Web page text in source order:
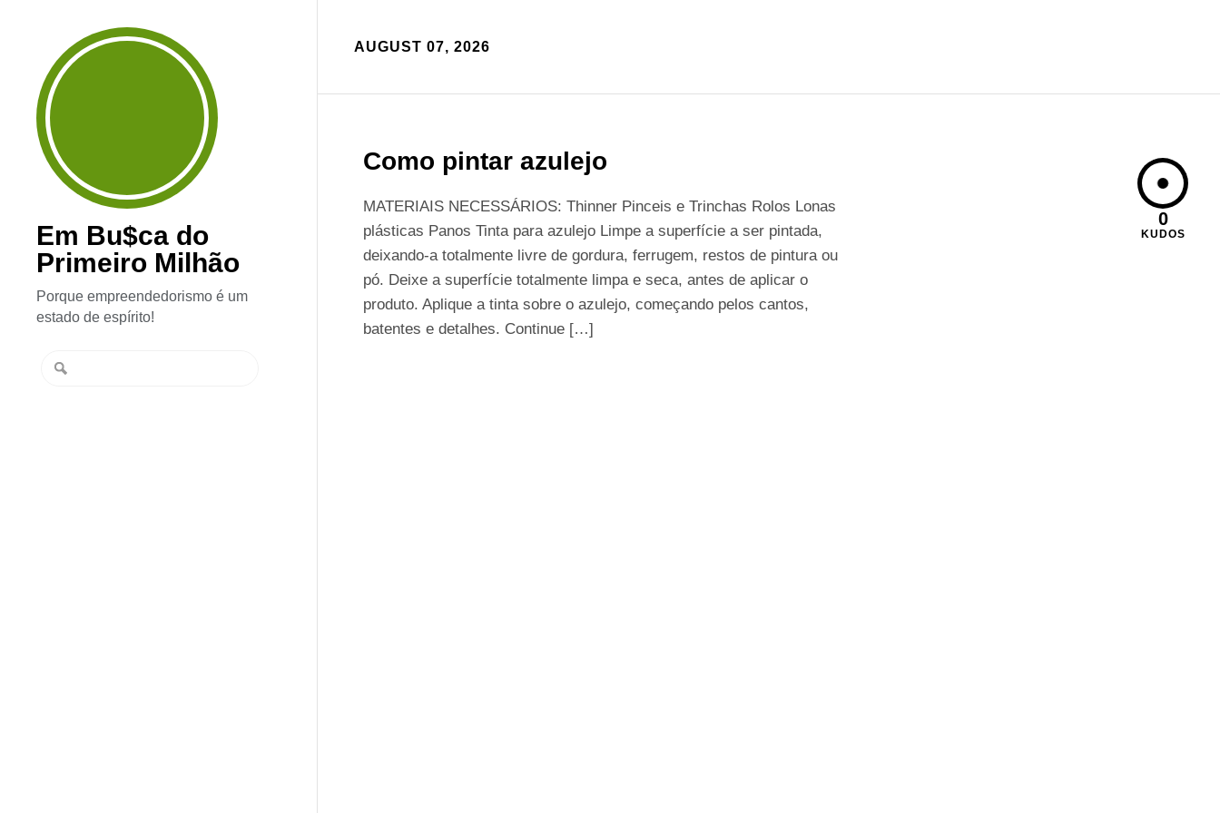
Em Bu$ca do
Primeiro Milhão
Porque empreendedorismo é um
estado de espírito!
AUGUST 07, 2026
Como pintar azulejo
MATERIAIS NECESSÁRIOS: Thinner Pinceis e Trinchas Rolos Lonas
plásticas Panos Tinta para azulejo Limpe a superfície a ser pintada,
deixando-a totalmente livre de gordura, ferrugem, restos de pintura ou
pó. Deixe a superfície totalmente limpa e seca, antes de aplicar o
produto. Aplique a tinta sobre o azulejo, começando pelos cantos,
batentes e detalhes. Continue […]
0
KUDOS